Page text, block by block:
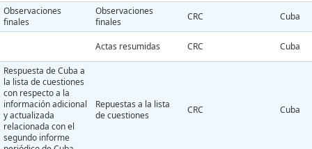
Observaciones
finales
Observaciones
finales
CRC Cuba
Actas resumidas CRC Cuba
Respuesta de Cuba a
la lista de cuestiones
con respecto a la
información adicional
y actualizada
relacionada con el
segundo informe
Repuestas a la lista
de cuestiones
CRC Cuba